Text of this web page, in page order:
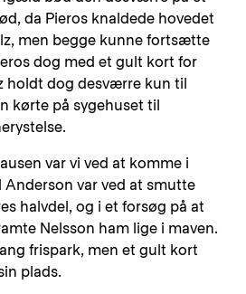
da Pieros knaldede hovedet
men begge kunne fortsætte
dog med et gult kort for
holdt dog desværre kun til
kørte på sygehuset til
var vi ved at komme i
Anderson var ved at smutte
halvdel, og i et forsøg på at
Nelsson ham lige i maven.
frispark, men et gult kort
plads.